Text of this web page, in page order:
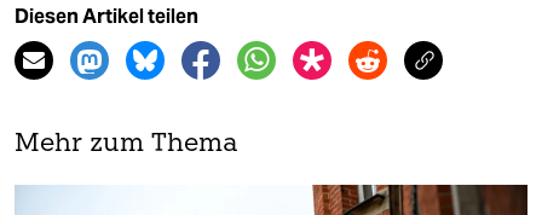
Diesen Artikel teilen
Mehr zum Thema